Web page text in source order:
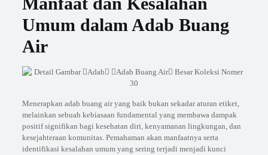
Umum dalam Adab Buang
Air
Menerapkan adab buang air yang baik bukan sekadar aturan etiket,
melainkan sebuah kebiasaan fundamental yang membawa dampak
positif signifikan bagi kesehatan diri, kenyamanan lingkungan, dan
kesejahteraan komunitas. Pemahaman akan manfaatnya serta
identifikasi kesalahan umum yang sering terjadi menjadi kunci